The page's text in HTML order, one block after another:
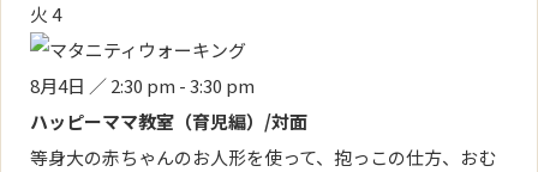
火4
8月4日 ／ 2:30 pm -3:30 pm
ハッピーママ教室（育児編）/対面
等身大の赤ちゃんのお人形を使って、抱っこの仕方、おむ